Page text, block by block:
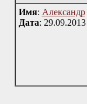
Имя: Александр
Дата: